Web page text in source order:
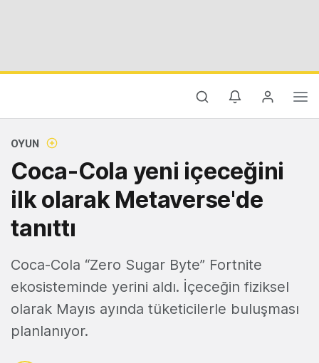
OYUN
Coca-Cola yeni içeceğini
ilk olarak Metaverse'de
tanıttı
Coca-Cola “Zero Sugar Byte” Fortnite
ekosisteminde yerini aldı. İçeceğin fiziksel
olarak Mayıs ayında tüketicilerle buluşması
planlanıyor.